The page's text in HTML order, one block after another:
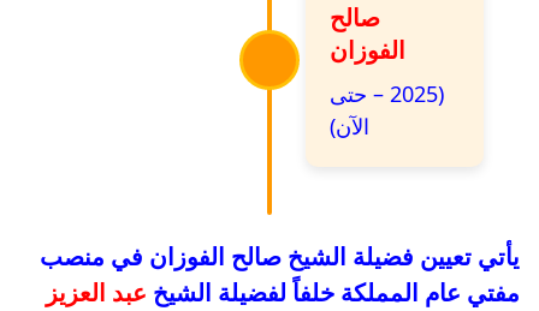
صالح
الفوزان
(2025 – حتى
الآن)
يأتي تعيين فضيلة الشيخ صالح الفوزان في منصب
مفتي عام المملكة خلفاً لفضيلة الشيخ عبد العزيز